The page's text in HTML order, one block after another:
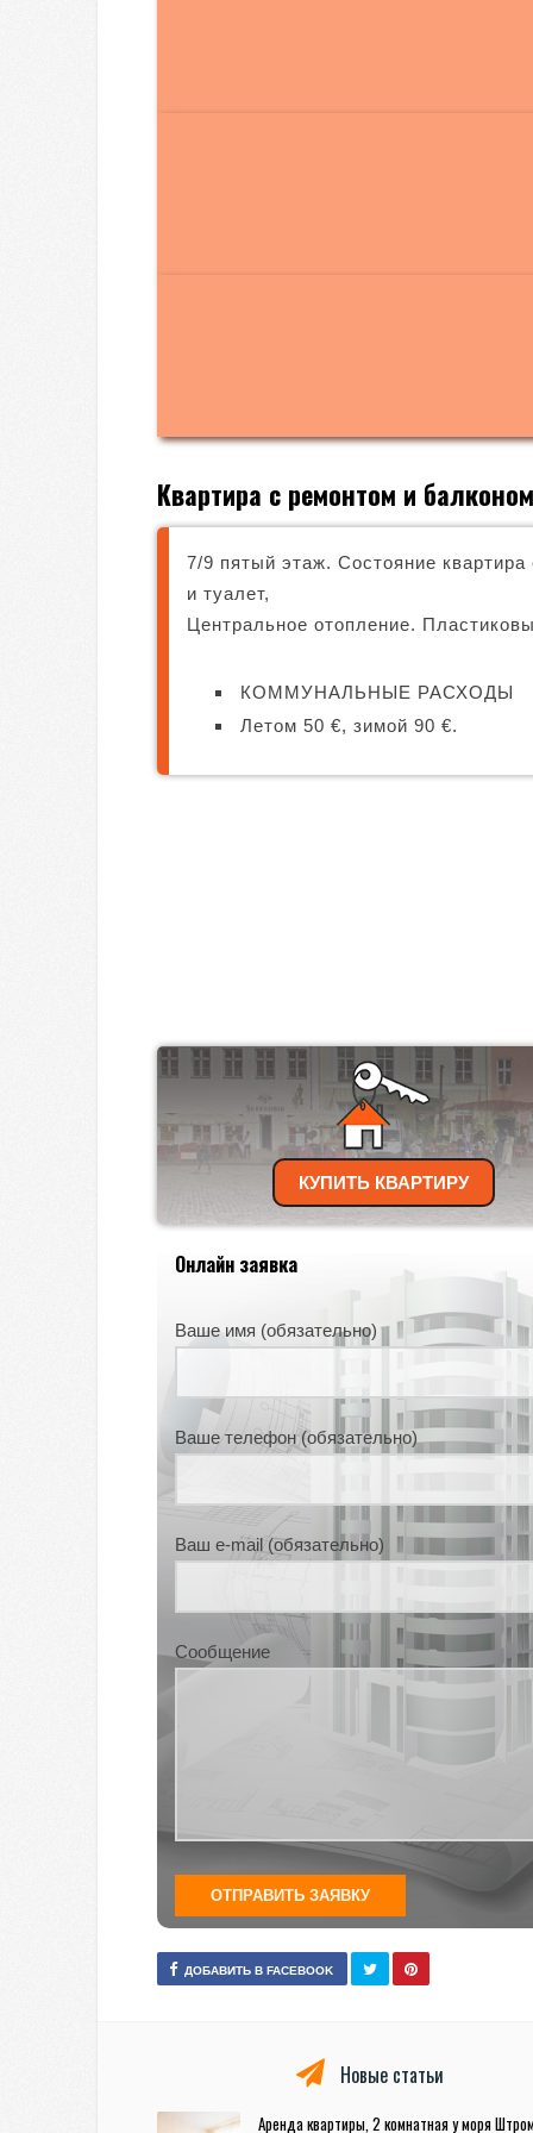
Квартира с ремонтом и балконом
7/9 пятый этаж. Состояние
и туалет,
Центральное отопление.
КОММУНАЛЬНЫЕ РАСХОДЫ
Летом 50 €, зимой 90 €.
КУПИТЬ КВАРТИРУ
Онлайн заявка
Ваше имя (обязательно)
Ваше телефон (обязательно)
Ваш e-mail (обязательно)
Сообщение
ДОБАВИТЬ В FACEBOOK
Новые статьи
Аренда квартиры, 2 комнатная у моря